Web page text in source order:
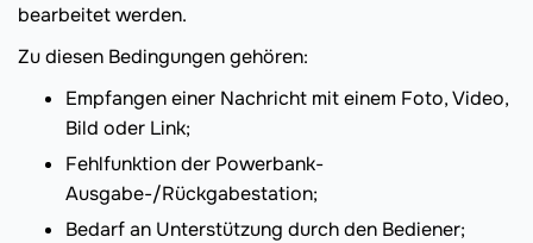
bearbeitet werden.
Zu diesen Bedingungen gehören:
Empfangen einer Nachricht mit einem Foto, Video,
Bild oder Link;
Fehlfunktion der Powerbank-
Ausgabe-/Rückgabestation;
Bedarf an Unterstützung durch den Bediener;